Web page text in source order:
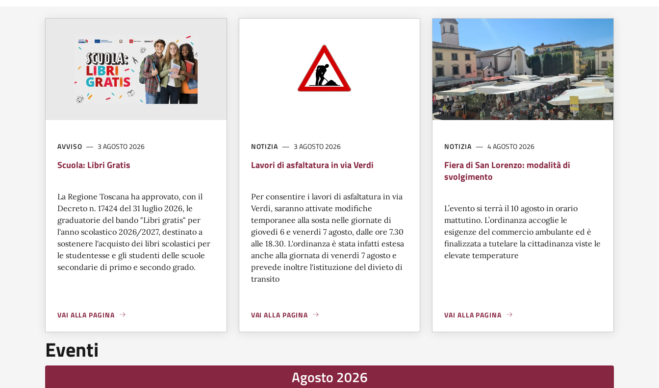
AVVISO 3 AGOSTO 2026
Scuola: Libri Gratis
La Regione Toscana ha approvato, con il
Decreto n. 17424 del 31 luglio 2026, le
graduatorie del bando "Libri gratis" per
l'anno scolastico 2026/2027, destinato a
sostenere l'acquisto dei libri scolastici per
le studentesse e gli studenti delle scuole
secondarie di primo e secondo grado.
VAI ALLA PAGINA
A PROPOSITO DISCUOLA: LIBRI GRATIS
NOTIZIA 3 AGOSTO 2026
Lavori di asfaltatura in via Verdi
Per consentire i lavori di asfaltatura in via
Verdi, saranno attivate modifiche
temporanee alla sosta nelle giornate di
giovedì 6 e venerdì 7 agosto, dalle ore 7.30
alle 18.30. L'ordinanza è stata infatti estesa
anche alla giornata di venerdì 7 agosto e
prevede inoltre l'istituzione del divieto di
transito
VAI ALLA PAGINA
A PROPOSITO DILAVORI DI ASFALTATURA IN VIA VERDI
NOTIZIA 4 AGOSTO 2026
Fiera di San Lorenzo: modalità di
svolgimento
L’evento si terrà il 10 agosto in orario
mattutino. L’ordinanza accoglie le
esigenze del commercio ambulante ed è
finalizzata a tutelare la cittadinanza viste le
elevate temperature
VAI ALLA PAGINA
A PROPOSITO DIFIERA DI SAN LORENZO: MODALITÀ DI
Eventi
Agosto 2026